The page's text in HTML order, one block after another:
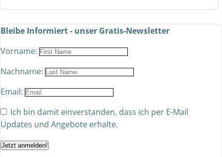
Bleibe Informiert - unser Gratis-Newsletter
Vorname:
Nachname:
Email:
Ich bin damit einverstanden, dass ich per E-Mail
Updates und Angebote erhalte.
Jetzt anmelden!